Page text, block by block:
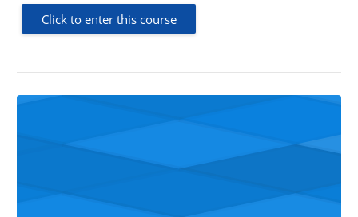
Click to enter this course